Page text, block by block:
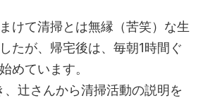
けて清掃とは無縁（苦笑）な生
たが、帰宅後は、毎朝1時間ぐ
めています。
、辻さんから清掃活動の説明を